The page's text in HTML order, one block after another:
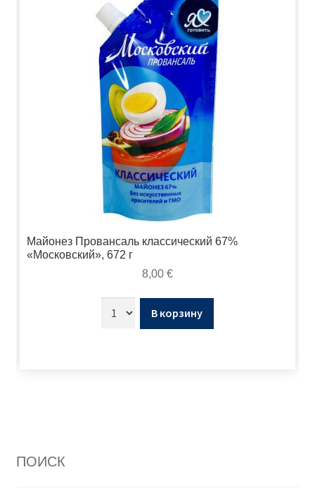
Майонез Провансаль классический 67%
«Московский», 672 г
8,00 €
В корзину
ПОИСК